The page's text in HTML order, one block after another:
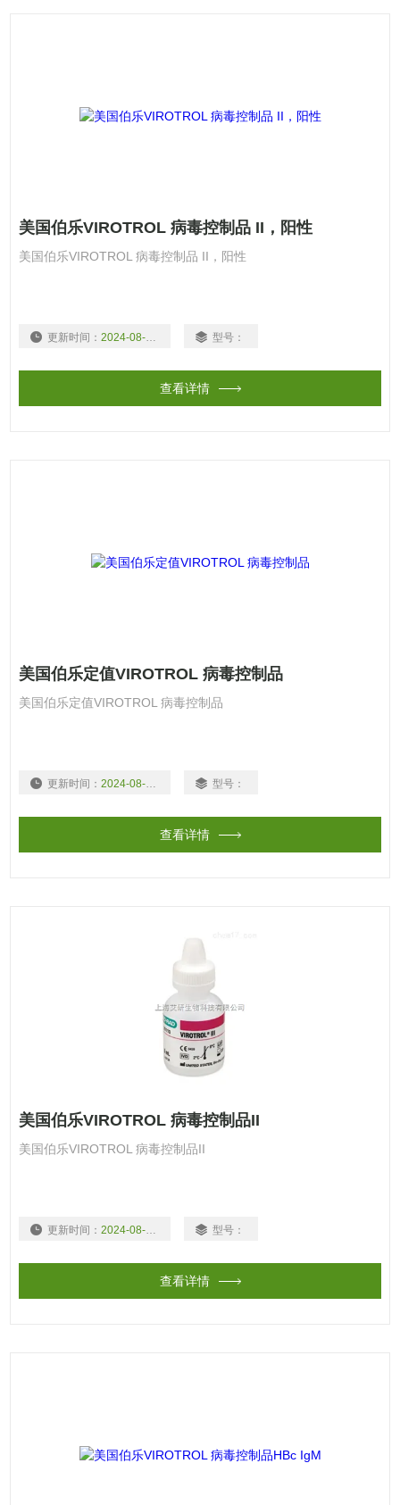
美国伯乐VIROTROL 病毒控制品 II，阳性
美国伯乐VIROTROL 病毒控制品 II，阳性
更新时间： 2024-08-19 型号：
查看详情
美国伯乐定值VIROTROL 病毒控制品
美国伯乐定值VIROTROL 病毒控制品
更新时间： 2024-08-19 型号：
查看详情
美国伯乐VIROTROL 病毒控制品II
美国伯乐VIROTROL 病毒控制品II
更新时间： 2024-08-19 型号：
查看详情